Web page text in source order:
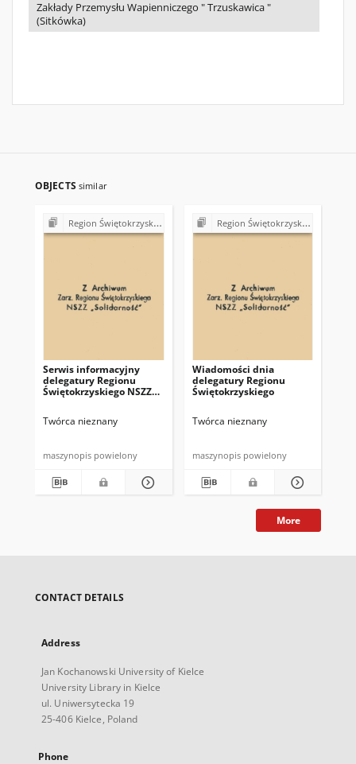
Zakłady Przemysłu Wapienniczego " Trzuskawica "
(Sitkówka)
OBJECTS similar
Region Świętokrzyski NSZZ "Solidarność". Delegatura Starachowice
Serwis informacyjny
delegatury Regionu
Świętokrzyskiego NSZZ
Twórca nieznany
maszynopis powielony
Region Świętokrzyski NSZZ "Solidarność". Delegatura Starachowice
Wiadomości dnia
delegatury Regionu
Świętokrzyskiego
Twórca nieznany
maszynopis powielony
More
CONTACT DETAILS
Address
Jan Kochanowski University of Kielce
University Library in Kielce
ul. Uniwersytecka 19
25-406 Kielce, Poland
Phone